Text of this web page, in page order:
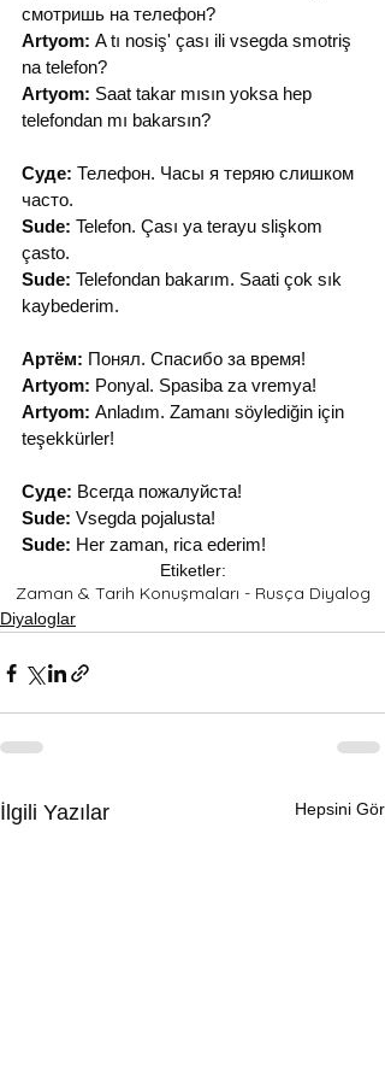
смотришь на телефон?
Artyom: A tı nosiş' çası ili vsegda smotriş
na telefon?
Artyom: Saat takar mısın yoksa hep
telefondan mı bakarsın?
Суде: Телефон. Часы я теряю слишком
часто.
Sude: Telefon. Çası ya terayu slişkom
çasto.
Sude: Telefondan bakarım. Saati çok sık
kaybederim.
Артём: Понял. Спасибо за время!
Artyom: Ponyal. Spasiba za vremya!
Artyom: Anladım. Zamanı söylediğin için
teşekkürler!
Суде: Всегда пожалуйста!
Sude: Vsegda pojalusta!
Sude: Her zaman, rica ederim!
Etiketler:
Zaman & Tarih Konuşmaları - Rusça Diyalog
Diyaloglar
İlgili Yazılar Hepsini Gör